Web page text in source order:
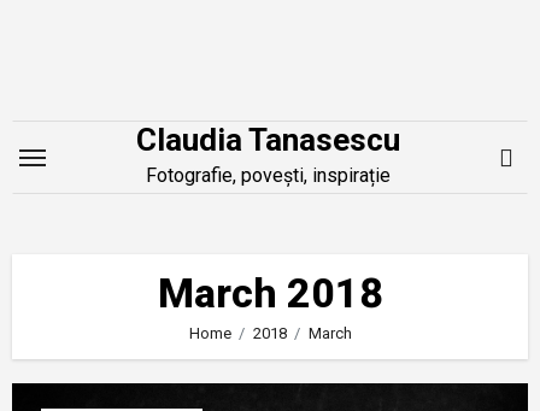
Claudia Tanasescu
Fotografie, povești, inspirație
March 2018
Home 2018 March